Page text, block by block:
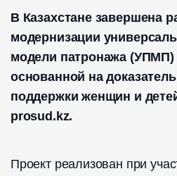
В Казахстане завершена
модернизации
модели патронажа
основанной на
поддержки женщин и
prosud.kz.
Проект реализован при